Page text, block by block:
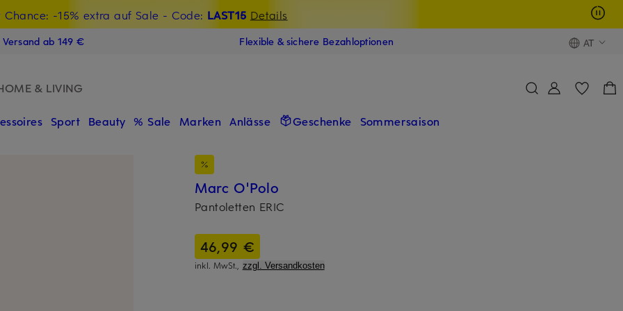
Chance: -15% extra auf Sale - Code: LAST15 Details
Willkommensgutschein mit Beyond sichern
ab 149 € Flexible & sichere Bezahloptionen AT
& LIVING
Sport Beauty % Sale Marken Anlässe Geschenke Sommersaison
Marc O'Polo
Pantoletten ERIC
46,99 €
inkl. MwSt., zzgl. Versandkosten